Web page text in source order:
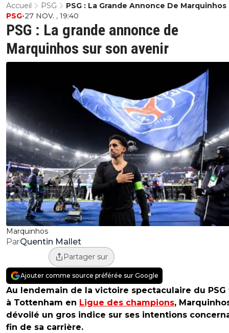
Accueil PSG
PSG : La Grande Annonce De Marquinhos
Son Avenir
Marquinhos
PSG : La grande annonce de
Marquinhos sur son avenir
PSG•27 NOV. , 19:40
ParQuentin Mallet
Partager sur
Ajouter comme source préférée sur Google
Au lendemain de la victoire spectaculaire du PSG
à Tottenham en Ligue des champions,
dévoilé un gros indice sur ses intentions
fin de sa carrière.